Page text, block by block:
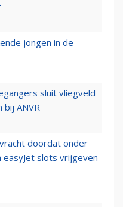
jongen in de
sluit vliegveld
bij ANVR
doordat onder
easyJet slots vrijgeven